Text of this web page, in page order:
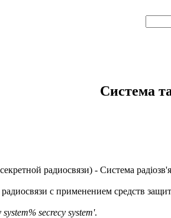
Система
радиосвязи) - Система
с применением средств
secrecy system'.